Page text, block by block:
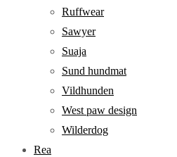
Ruffwear
Sawyer
Suaja
Sund hundmat
Vildhunden
West paw design
Wilderdog
Rea